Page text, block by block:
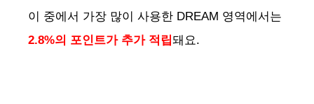
이 중에서 가장 많이 사용한 DREAM 영역에서는
2.8%의 포인트가 추가 적립돼요.